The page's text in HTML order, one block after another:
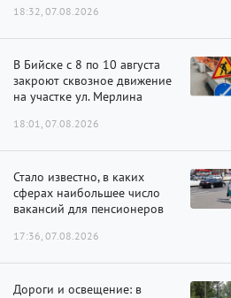
18:32, 07.08.2026
В Бийске с 8 по 10 августа
закроют сквозное движение
на участке ул. Мерлина
18:01, 07.08.2026
Стало известно, в каких
сферах наибольшее число
вакансий для пенсионеров
17:36, 07.08.2026
Дороги и освещение: в